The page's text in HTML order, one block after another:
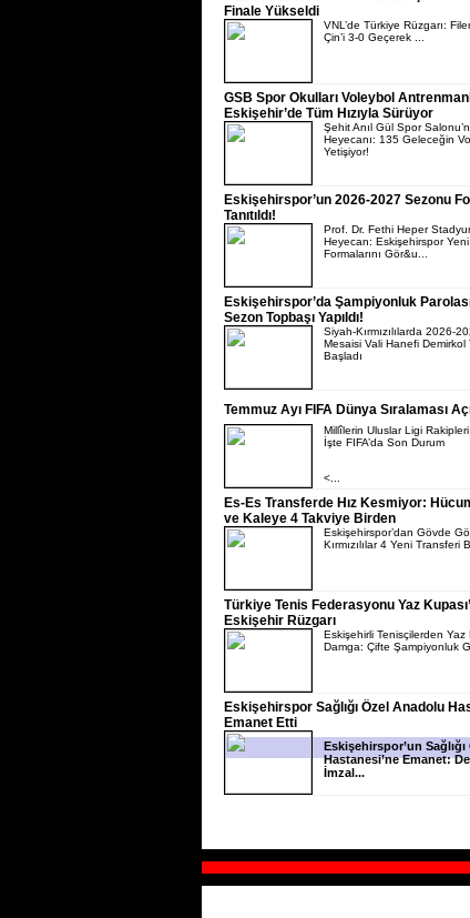
Finale Yükseldi
VNL’de Türkiye Rüzgarı:
Çin’i 3-0 Geçerek ...
GSB Spor Okulları Voleybol
Eskişehir’de Tüm Hızıyla Sürüyor
Şehit Anıl Gül Spor
Heyecanı: 135 Geleceğin
Yetişiyor!
Eskişehirspor’un 2026-2027 Sezonu
Tanıtıldı!
Prof. Dr. Fethi Heper
Heyecan: Eskişehirspor
Formalarını Gör&u...
Eskişehirspor’da Şampiyonluk
Sezon Topbaşı Yapıldı!
Siyah-Kırmızılılarda 2026-
Mesaisi Vali Hanefi Demirkol
Başladı
Temmuz Ayı FIFA Dünya Sıralaması
Millîlerin Uluslar Ligi
İşte FIFA’da Son Durum
<...
Es-Es Transferde Hız Kesmiyor:
ve Kaleye 4 Takviye Birden
Eskişehirspor’dan Gövde
Kırmızılılar 4 Yeni Transferi
Türkiye Tenis Federasyonu Yaz
Eskişehir Rüzgarı
Eskişehirli Tenisçilerden Yaz
Damga: Çifte Şampiyonluk
Eskişehirspor Sağlığı Özel Anadolu
Emanet Etti
Eskişehirspor’un
Hastanesi’ne Emanet:
İmzal...